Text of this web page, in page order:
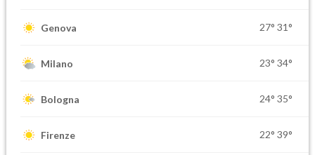
Genova 27° 31°
Milano 23° 34°
Bologna 24° 35°
Firenze 22° 39°